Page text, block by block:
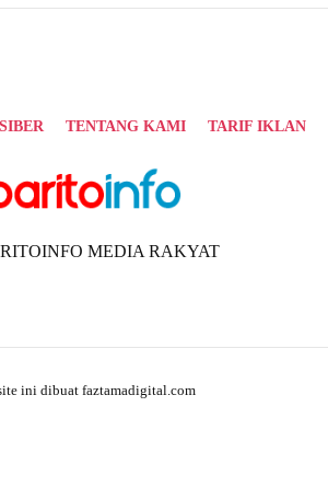
TENTANG KAMI TARIF IKLAN
MEDIA RAKYAT
ini dibuat faztamadigital.com